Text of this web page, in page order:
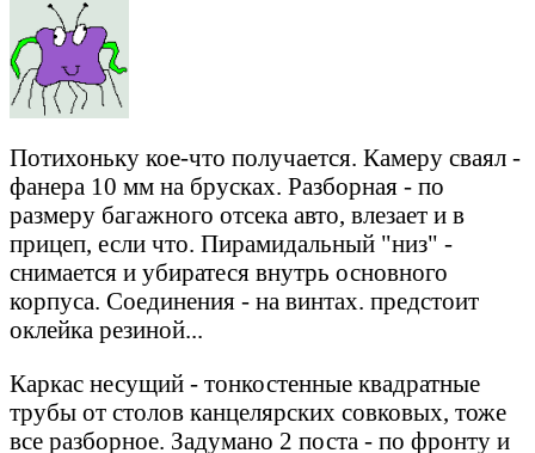
Потихоньку кое-что получается. Камеру сваял -
фанера 10 мм на брусках. Разборная - по
размеру багажного отсека авто, влезает и в
прицеп, если что. Пирамидальный "низ" -
снимается и убиратеся внутрь основного
корпуса. Соединения - на винтах. предстоит
оклейка резиной...
Каркас несущий - тонкостенные квадратные
трубы от столов канцелярских совковых, тоже
все разборное. Задумано 2 поста - по фронту и